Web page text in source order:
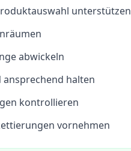
unterstützen
abwickeln
halten
kontrollieren
vornehmen